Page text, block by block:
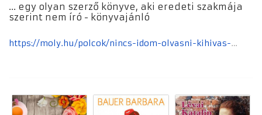
... egy olyan szerző könyve, aki eredeti szakmája
szerint nem író - könyvajánló
https://moly.hu/polcok/nincs-idom-olvasni-kihivas-2021-szeptember-egy-olyan-szerzo-konyve-aki-eredeti-szakmaja-szerint-nem-iro-2